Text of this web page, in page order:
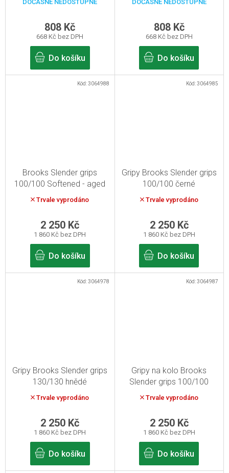
DOČASNĚ NEDOSTUPNÉ
668 Kč bez DPH
808 Kč
Do košíku
DOČASNĚ NEDOSTUPNÉ
668 Kč bez DPH
808 Kč
Do košíku
Brooks Slender grips
100/100 Softened - aged
Trvale vyprodáno
1 860 Kč bez DPH
2 250 Kč
Do košíku
Kód:3064988
Gripy Brooks Slender grips
100/100 černé
Trvale vyprodáno
1 860 Kč bez DPH
2 250 Kč
Do košíku
Kód:3064985
Gripy Brooks Slender grips
130/130 hnědé
Trvale vyprodáno
1 860 Kč bez DPH
2 250 Kč
Do košíku
Kód:3064978
Gripy na kolo Brooks
Slender grips 100/100
hnědé
Trvale vyprodáno
1 860 Kč bez DPH
2 250 Kč
Do košíku
Kód:3064987